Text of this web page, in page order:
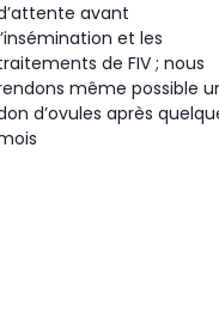
avant
l’insémination et les
de FIV ; nous
même possible
d’ovules après